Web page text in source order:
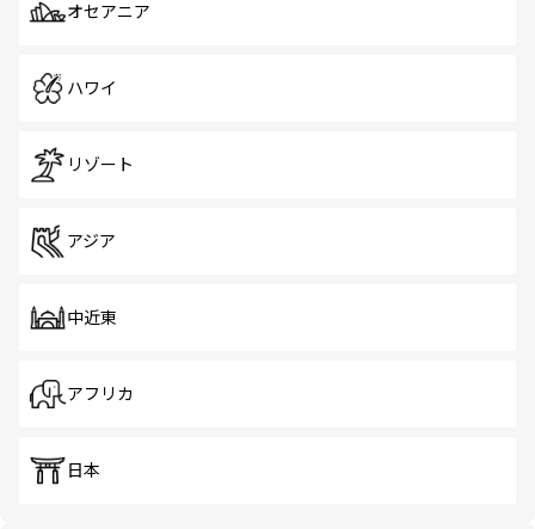
オセアニア
ハワイ
リゾート
アジア
中近東
アフリカ
日本